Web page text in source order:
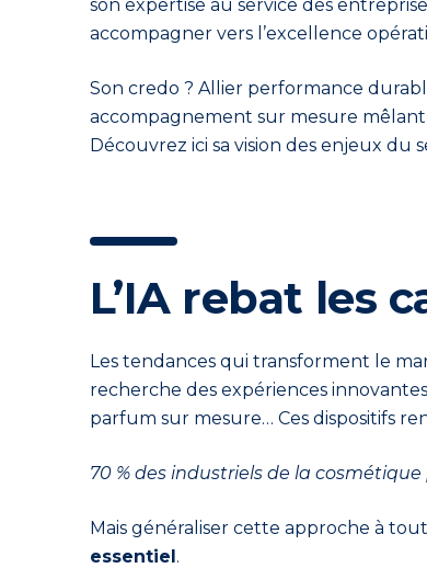
son expertise au service des
accompagner vers l’excellence
Son credo ? Allier performance
accompagnement sur mesure
Découvrez ici sa vision des enjeux
L’IA rebat les
Les tendances qui transforment le
recherche des expériences
parfum sur mesure… Ces dispositifs
70 % des industriels de la
Mais généraliser cette approche à
essentiel.